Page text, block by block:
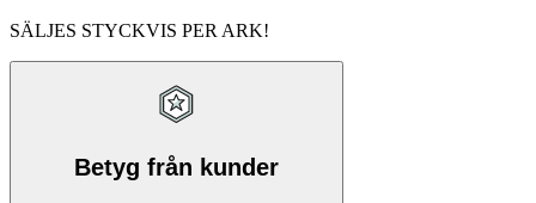
SÄLJES STYCKVIS PER ARK!
Betyg från kunder